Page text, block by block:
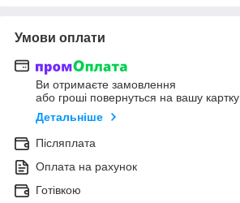
Умови оплати
Ви отримаєте замовлення
або гроші повернуться на вашу картку
Детальніше
Післяплата
Оплата на рахунок
Готівкою